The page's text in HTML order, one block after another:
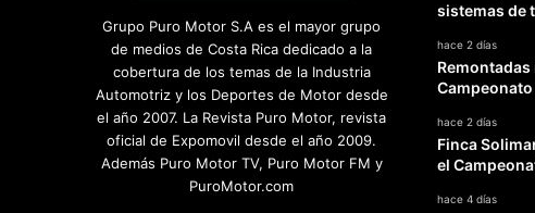
Grupo Puro Motor S.A es el mayor grupo
de medios de Costa Rica dedicado a la
cobertura de los temas de la Industria
Automotriz y los Deportes de Motor desde
el año 2007. La Revista Puro Motor, revista
oficial de Expomovil desde el año 2009.
Además Puro Motor TV, Puro Motor FM y
PuroMotor.com
sistemas de
hace 2 días
hace 2 días
Finca
el
hace 4 días